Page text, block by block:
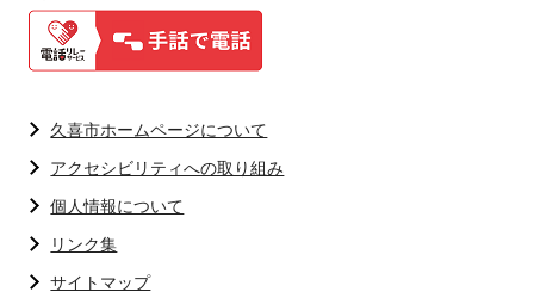
久喜市ホームページについて
アクセシビリティへの取り組み
個人情報について
リンク集
サイトマップ